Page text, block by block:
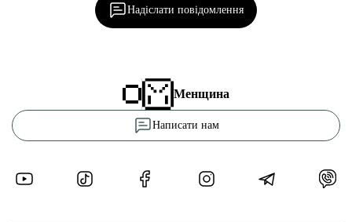
Надіслати повідомлення
Менщина
Написати нам